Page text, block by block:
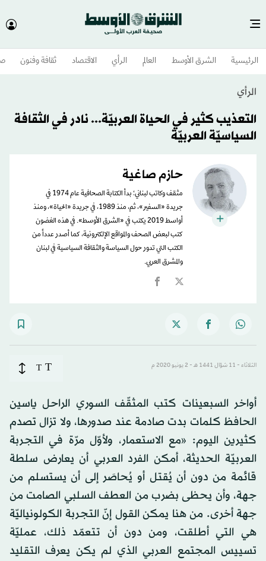
الرئيسية الشرق الأوسط​ العالم الرأي الاقتصاد ثقافة وفنون
الرأي
التعذيب كثير في الحياة العربيّة... نادر في الثقافة
السياسيّة العربيّة
حازم صاغية
مثقف وكاتب لبناني؛ بدأ الكتابة الصحافية عام 1974 في
جريدة «السفير»، ثم، منذ 1989، في جريدة «الحياة»، ومنذ
أواسط 2019 يكتب في «الشرق الأوسط». في هذه الغضون
كتب لبعض الصحف والمواقع الإلكترونية، كما أصدر عدداً من
الكتب التي تدور حول السياسة والثقافة السياسية في لبنان
والمشرق العربي.
الثلاثاء - 11 شوّال 1441 هـ - 2 يونيو 2020 م T
T
أواخر السبعينات كتب المثقّف السوري الراحل ياسين
الحافظ كلمات بدت صادمة عند صدورها، ولا تزال تصدم
كثيرين اليوم: «مع الاستعمار، ولأوّل مرّة في التجربة
العربيّة الحديثة، أمكن الفرد العربي أن يعارض سلطة
قائمة من دون أن يُقتل أو يُحاصَر إلى أن يستسلم من
جهة، وأن يحظى بضرب من العطف السلبي الصامت من
جهة أخرى. من هنا يمكن القول إنّ التجربة الكولونياليّة
هي التي أطلقت، ومن دون أن تتعمّد ذلك، عمليّة
تسييس المجتمع العربي الذي لم يكن يعرف التقليد